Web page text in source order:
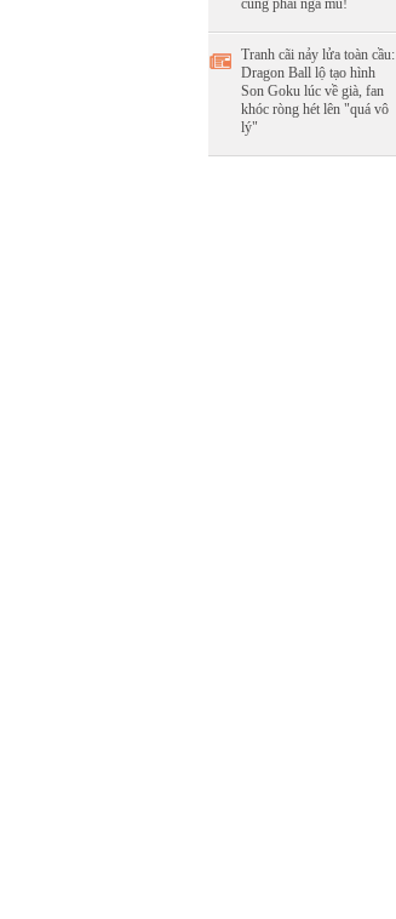
cũng phải ngả mũ!
Tranh cãi nảy lửa toàn cầu:
Dragon Ball lộ tạo hình
Son Goku lúc về già, fan
khóc ròng hét lên "quá vô
lý"